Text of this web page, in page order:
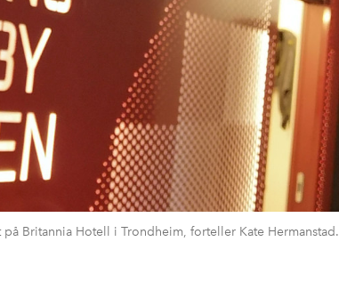
Britannia Hotell i Trondheim, forteller Kate Hermanstad.